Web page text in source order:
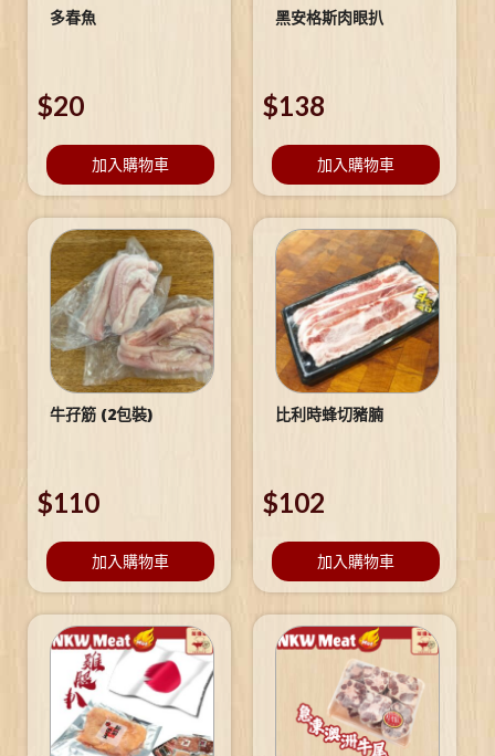
多春魚
$20
加入購物車
黑安格斯肉眼扒
$138
加入購物車
牛孖筋 (2包裝)
$110
加入購物車
比利時蜂切豬腩
$102
加入購物車